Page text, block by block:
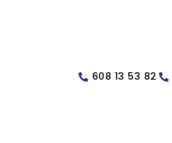
608 13 53 82